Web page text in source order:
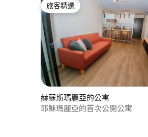
旅客精選
旅客精選
赫蘇斯瑪麗亞的公寓
耶穌瑪麗亞的首次公開公寓